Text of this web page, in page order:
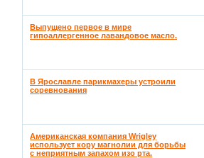
Выпущено первое в мире
гипоаллергенное лавандовое масло.
В Ярославле парикмахеры устроили
соревнования
Американская компания Wrigley
использует кору магнолии для борьбы
с неприятным запахом изо рта.